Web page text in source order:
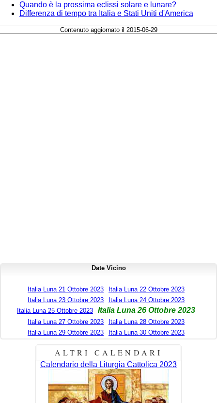
Quando è la prossima eclissi solare e lunare?
Differenza di tempo tra Italia e Stati Uniti d'America
Contenuto aggiornato il 2015-06-29
Date Vicino
Italia Luna 21 Ottobre 2023
Italia Luna 22 Ottobre 2023
Italia Luna 23 Ottobre 2023
Italia Luna 24 Ottobre 2023
Italia Luna 25 Ottobre 2023
Italia Luna 26 Ottobre 2023
Italia Luna 27 Ottobre 2023
Italia Luna 28 Ottobre 2023
Italia Luna 29 Ottobre 2023
Italia Luna 30 Ottobre 2023
ALTRI CALENDARI
Calendario della Liturgia Cattolica 2023